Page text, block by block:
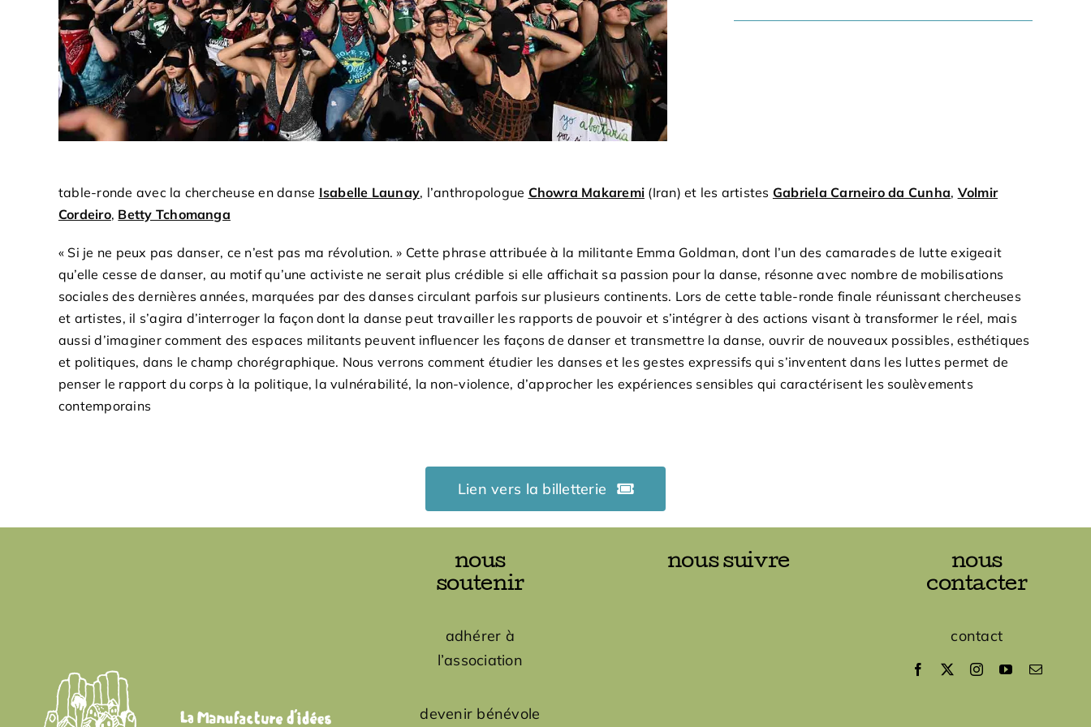
table-ronde avec la chercheuse en danse Isabelle Launay, l’anthropologue Chowra Makaremi (Iran) et les artistes Gabriela Carneiro da Cunha, Volmir
Cordeiro, Betty Tchomanga
« Si je ne peux pas danser, ce n’est pas ma révolution. » Cette phrase attribuée à la militante Emma Goldman, dont l’un des camarades de lutte exigeait
qu’elle cesse de danser, au motif qu’une activiste ne serait plus crédible si elle affichait sa passion pour la danse, résonne avec nombre de mobilisations
sociales des dernières années, marquées par des danses circulant parfois sur plusieurs continents. Lors de cette table-ronde finale réunissant chercheuses
et artistes, il s’agira d’interroger la façon dont la danse peut travailler les rapports de pouvoir et s’intégrer à des actions visant à transformer le réel, mais
aussi d’imaginer comment des espaces militants peuvent influencer les façons de danser et transmettre la danse, ouvrir de nouveaux possibles, esthétiques
et politiques, dans le champ chorégraphique. Nous verrons comment étudier les danses et les gestes expressifs qui s’inventent dans les luttes permet de
penser le rapport du corps à la politique, la vulnérabilité, la non-violence, d’approcher les expériences sensibles qui caractérisent les soulèvements
contemporains
Lien vers la billetterie
nous
soutenir
adhérer à
l’association
devenir bénévole
nous suivre
nous
contacter
contact